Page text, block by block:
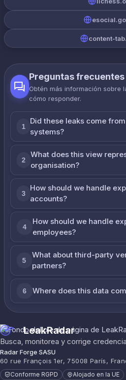
content-
Preguntas frecuentes
Obtén más información sobre
cómo responder.
1
Did these leaks come
systems?
2
What does this view
organisation?
3
How should we handle
accounts?
4
How should we handle
employees?
5
What about third-party
partners?
6 Where does this data
LeakRadar
Busca, monitorea y corrige
Radar Forge SASU
60 rue François 1er, 75008 París,
Conforme RGPD Alojado en la UE